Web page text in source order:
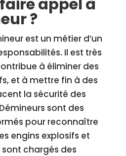
appel à
?
est un métier d’un
Il est très
à éliminer des
et à mettre fin à des
la sécurité des
sont des
pour reconnaître
engins explosifs et
chargés des